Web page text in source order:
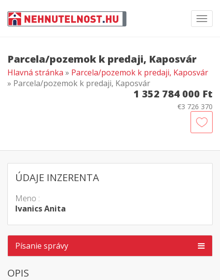
Parcela/pozemok k predaji, Kaposvár
Hlavná stránka » Parcela/pozemok k predaji, Kaposvár
» Parcela/pozemok k predaji, Kaposvár
1 352 784 000 Ft
€3 726 370
ÚDAJE INZERENTA
Meno :
Ivanics Anita
Písanie správy
OPIS